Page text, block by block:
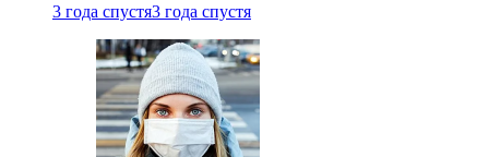
3 года спустя3 года спустя